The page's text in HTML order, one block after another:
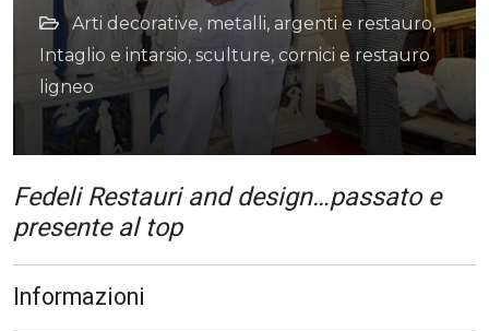
Arti decorative, metalli, argenti e restauro,
Intaglio e intarsio, sculture, cornici e restauro
ligneo
Fedeli Restauri and design…passato e
presente al top
Informazioni